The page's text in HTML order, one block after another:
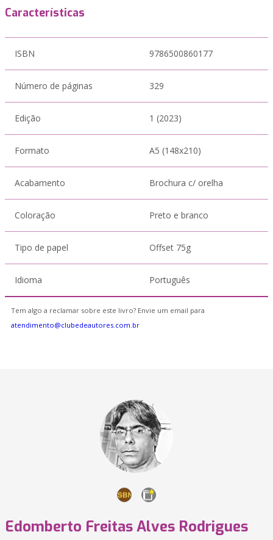
Características
ISBN 9786500860177
Número de páginas 329
Edição 1 (2023)
Formato A5 (148x210)
Acabamento Brochura c/ orelha
Coloração Preto e branco
Tipo de papel Offset 75g
Idioma Português
Tem algo a reclamar sobre este livro? Envie um email para
atendimento@clubedeautores.com.br
Edomberto Freitas Alves Rodrigues